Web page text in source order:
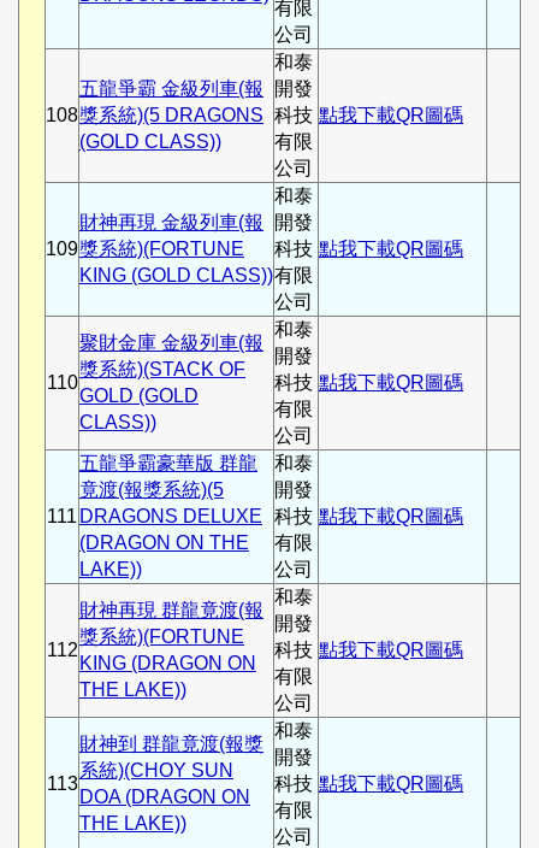
有限
公司
108
五龍爭霸 金級列車(報
獎系統)(5 DRAGONS
(GOLD CLASS))
和泰
開發
科技
有限
公司
點我下載QR圖碼
109
財神再現 金級列車(報
獎系統)(FORTUNE
KING (GOLD CLASS))
和泰
開發
科技
有限
公司
點我下載QR圖碼
110
聚財金庫 金級列車(報
獎系統)(STACK OF
GOLD (GOLD
CLASS))
和泰
開發
科技
有限
公司
點我下載QR圖碼
111
五龍爭霸豪華版 群龍
竟渡(報獎系統)(5
DRAGONS DELUXE
(DRAGON ON THE
LAKE))
和泰
開發
科技
有限
公司
點我下載QR圖碼
112
財神再現 群龍竟渡(報
獎系統)(FORTUNE
KING (DRAGON ON
THE LAKE))
和泰
開發
科技
有限
公司
點我下載QR圖碼
113
財神到 群龍竟渡(報獎
系統)(CHOY SUN
DOA (DRAGON ON
THE LAKE))
和泰
開發
科技
有限
公司
點我下載QR圖碼